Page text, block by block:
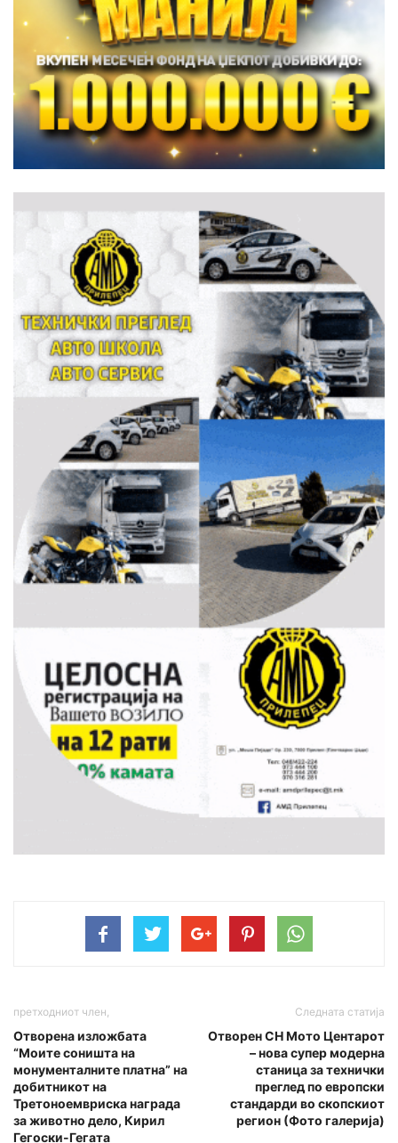
претходниот член,
Отворена изложбата
“Моите соништа на
монументалните платна” на
добитникот на
Третоноемвриска награда
за животно дело, Кирил
Гегоски-Гегата
Следната статија
Отворен СН Мото Центарот
– нова супер модерна
станица за технички
преглед по европски
стандарди во скопскиот
регион (Фото галерија)